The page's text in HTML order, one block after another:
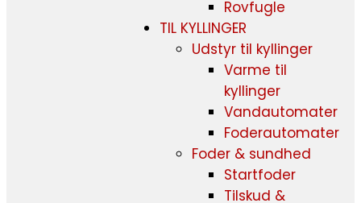
Rovfugle
TIL KYLLINGER
Udstyr til kyllinger
Varme til
kyllinger
Vandautomater
Foderautomater
Foder & sundhed
Startfoder
Tilskud &